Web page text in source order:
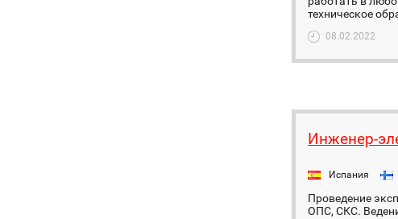
техническое
08.02.2022
Инженер-
Испания
Проведение
ОПС, СКС.